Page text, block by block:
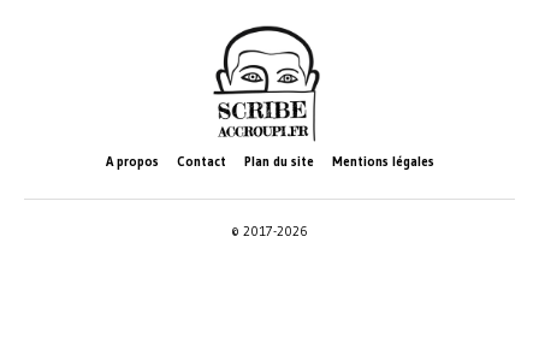
A propos Contact Plan du site Mentions légales
© 2017-2026